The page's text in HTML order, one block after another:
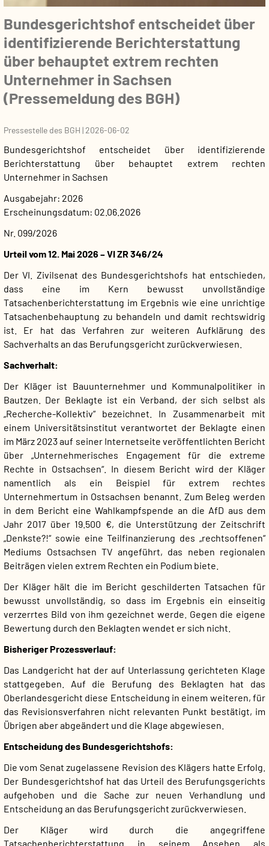
Bundesgerichtshof entscheidet über
identifizierende Berichterstattung
über behauptet extrem rechten
Unternehmer in Sachsen
(Pressemeldung des BGH)
Pressestelle des BGH |2026-06-02
Bundesgerichtshof entscheidet über identifizierende
Berichterstattung über behauptet extrem rechten
Unternehmer in Sachsen
Ausgabejahr 2026
Erscheinungsdatum 02.06.2026
Nr. 099/2026
Urteil vom 12. Mai 2026 – VI ZR 346/24
Der VI. Zivilsenat des Bundesgerichtshofs hat entschieden,
dass eine im Kern bewusst unvollständige
Tatsachenberichterstattung im Ergebnis wie eine unrichtige
Tatsachenbehauptung zu behandeln und damit rechtswidrig
ist. Er hat das Verfahren zur weiteren Aufklärung des
Sachverhalts an das Berufungsgericht zurückverwiesen.
Sachverhalt:
Der Kläger ist Bauunternehmer und Kommunalpolitiker in
Bautzen. Der Beklagte ist ein Verband, der sich selbst als
„Recherche-Kollektiv“ bezeichnet. In Zusammenarbeit mit
einem Universitätsinstitut verantwortet der Beklagte einen
im März 2023 auf seiner Internetseite veröffentlichten Bericht
über „Unternehmerisches Engagement für die extreme
Rechte in Ostsachsen“. In diesem Bericht wird der Kläger
namentlich als ein Beispiel für extrem rechtes
Unternehmertum in Ostsachsen benannt. Zum Beleg werden
in dem Bericht eine Wahlkampfspende an die AfD aus dem
Jahr 2017 über 19.500 €, die Unterstützung der Zeitschrift
„Denkste?!“ sowie eine Teilfinanzierung des „rechtsoffenen“
Mediums Ostsachsen TV angeführt, das neben regionalen
Beiträgen vielen extrem Rechten ein Podium biete.
Der Kläger hält die im Bericht geschilderten Tatsachen für
bewusst unvollständig, so dass im Ergebnis ein einseitig
verzerrtes Bild von ihm gezeichnet werde. Gegen die eigene
Bewertung durch den Beklagten wendet er sich nicht.
Bisheriger Prozessverlauf:
Das Landgericht hat der auf Unterlassung gerichteten Klage
stattgegeben. Auf die Berufung des Beklagten hat das
Oberlandesgericht diese Entscheidung in einem weiteren, für
das Revisionsverfahren nicht relevanten Punkt bestätigt, im
Übrigen aber abgeändert und die Klage abgewiesen.
Entscheidung des Bundesgerichtshofs:
Die vom Senat zugelassene Revision des Klägers hatte Erfolg.
Der Bundesgerichtshof hat das Urteil des Berufungsgerichts
aufgehoben und die Sache zur neuen Verhandlung und
Entscheidung an das Berufungsgericht zurückverwiesen.
Der Kläger wird durch die angegriffene
Tatsachenberichterstattung in seinem Ansehen als